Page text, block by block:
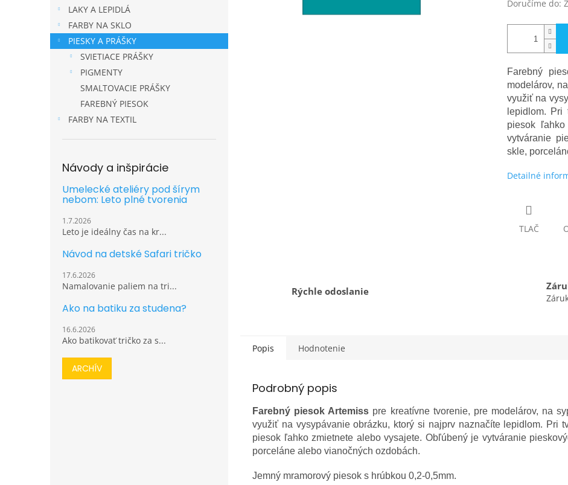
LAKY A LEPIDLÁ
FARBY NA SKLO
PIESKY A PRÁŠKY
SVIETIACE PRÁŠKY
PIGMENTY
SMALTOVACIE PRÁŠKY
FAREBNÝ PIESOK
FARBY NA TEXTIL
Návody a inšpirácie
Umelecké ateliéry pod šírym
nebom: Leto plné tvorenia
1.7.2026
Leto je ideálny čas na kr...
Návod na detské Safari tričko
17.6.2026
Namalovanie paliem na tri...
Ako na batiku za studena?
16.6.2026
Ako batikovať tričko za s...
ARCHÍV
Doručíme do:
Farebný
modelárov,
využiť na
lepidlom.
piesok
vytváranie
skle,
Detailné
TLAČ
Rýchle odoslanie
Popis Hodnotenie
Podrobný popis
Farebný piesok Artemiss pre kreatívne tvorenie, pre modelárov, na
využiť na vysypávanie obrázku, ktorý si najprv naznačíte lepidlom. Pri
piesok ľahko zmietnete alebo vysajete. Obľúbený je vytváranie
porceláne alebo vianočných ozdobách.
Jemný mramorový piesok s hrúbkou 0,2-0,5mm.